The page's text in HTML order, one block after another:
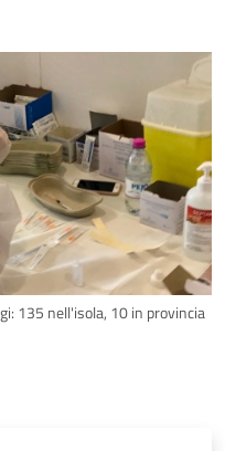
135 nell'isola, 10 in provincia